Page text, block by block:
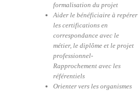
formalisation du projet
Aider le bénéficiaire à repérer
les certifications en
correspondance avec le
métier, le diplôme et le projet
professionnel-
Rapprochement avec les
référentiels
Orienter vers les organismes